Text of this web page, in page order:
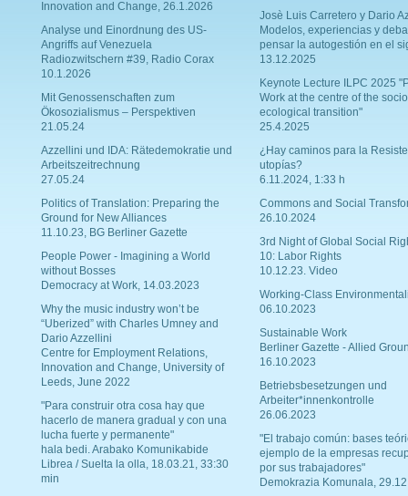
Innovation and Change, 26.1.2026
Analyse und Einordnung des US-
Angriffs auf Venezuela
Radiozwitschern #39, Radio Corax
10.1.2026
Mit Genossenschaften zum
Ökosozialismus – Perspektiven
21.05.24
Azzellini und IDA: Rätedemokratie und
Arbeitszeitrechnung
27.05.24
Politics of Translation: Preparing the
Ground for New Alliances
11.10.23, BG Berliner Gazette
People Power - Imagining a World
without Bosses
Democracy at Work, 14.03.2023
Why the music industry won’t be
“Uberized” with Charles Umney and
Dario Azzellini
Centre for Employment Relations,
Innovation and Change, University of
Leeds, June 2022
"Para construir otra cosa hay que
hacerlo de manera gradual y con una
lucha fuerte y permanente"
hala bedi. Arabako Komunikabide
Librea / Suelta la olla, 18.03.21, 33:30
min
Josè Luis Carretero y Dario
Modelos, experiencias y
pensar la autogestión en el
13.12.2025
Keynote Lecture ILPC 2025
Work at the centre of the
ecological transition"
25.4.2025
¿Hay caminos para la
utopías?
6.11.2024, 1:33 h
Commons and Social
26.10.2024
3rd Night of Global Social
10: Labor Rights
10.12.23. Video
Working-Class
06.10.2023
Sustainable Work
Berliner Gazette - Allied
16.10.2023
Betriebsbesetzungen und
Arbeiter*innenkontrolle
26.06.2023
"El trabajo común: bases
ejemplo de la empresas
por sus trabajadores"
Demokrazia Komunala,